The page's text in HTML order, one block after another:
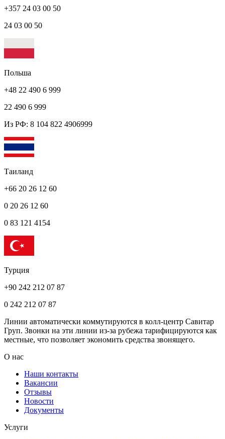
+357 24 03 00 50
24 03 00 50
Польша
+48 22 490 6 999
22 490 6 999
Из РФ: 8 104 822 4906999
Таиланд
+66 20 26 12 60
0 20 26 12 60
0 83 121 4154
Турция
+90 242 212 07 87
0 242 212 07 87
Линии автоматически коммутируются в колл-центр Савитар
Груп. Звонки на эти линии из-за рубежа тарифицируются как
местные, что позволяет экономить средства звонящего.
О нас
Наши контакты
Вакансии
Отзывы
Новости
Документы
Услуги